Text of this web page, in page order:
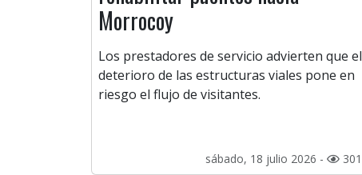
Morrocoy
Los prestadores de servicio advierten que el
deterioro de las estructuras viales pone en
riesgo el flujo de visitantes.
sábado, 18 julio 2026 - 301